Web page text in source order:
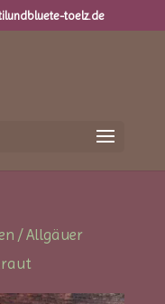
toelz.de
/ Allgäuer